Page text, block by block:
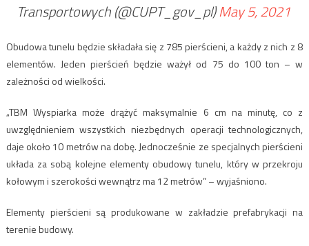
Transportowych (@CUPT_gov_pl)May 5, 2021
Obudowa tunelu będzie składała się z 785 pierścieni, a każdy z nich z 8
elementów. Jeden pierścień będzie ważył od 75 do 100 ton – w
zależności od wielkości.
„TBM Wyspiarka może drążyć maksymalnie 6 cm na minutę, co z
uwzględnieniem wszystkich niezbędnych operacji technologicznych,
daje około 10 metrów na dobę. Jednocześnie ze specjalnych pierścieni
układa za sobą kolejne elementy obudowy tunelu, który w przekroju
kołowym i szerokości wewnątrz ma 12 metrów” – wyjaśniono.
Elementy pierścieni są produkowane w zakładzie prefabrykacji na
terenie budowy.